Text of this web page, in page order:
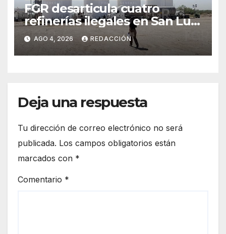
FGR desarticula cuatro
refinerías ilegales en San Luis
Potosí, Hidalgo y Morelos
AGO 4, 2026 REDACCIÓN
Deja una respuesta
Tu dirección de correo electrónico no será
publicada. Los campos obligatorios están
marcados con *
Comentario *